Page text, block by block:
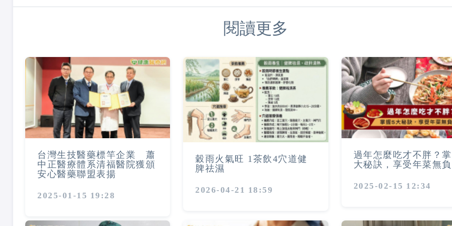
閱讀更多
台灣生技醫藥標竿企業 蕭
中正醫療體系清福醫院獲頒
安心醫藥聯盟表揚
2025-01-15 19:28
穀雨火氣旺 1茶飲4穴道健
脾祛濕
2026-04-21 18:59
過年怎麼吃才不胖？
大秘訣，享受年菜無
2025-02-15 12:34